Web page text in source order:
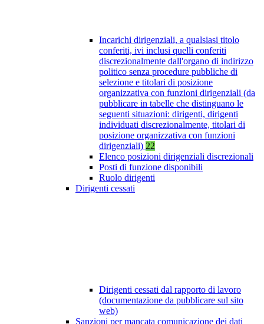
Incarichi dirigenziali, a qualsiasi titolo
conferiti, ivi inclusi quelli conferiti
discrezionalmente dall'organo di indirizzo
politico senza procedure pubbliche di
selezione e titolari di posizione
organizzativa con funzioni dirigenziali (da
pubblicare in tabelle che distinguano le
seguenti situazioni: dirigenti, dirigenti
individuati discrezionalmente, titolari di
posizione organizzativa con funzioni
dirigenziali) 22
Elenco posizioni dirigenziali discrezionali
Posti di funzione disponibili
Ruolo dirigenti
Dirigenti cessati
Dirigenti cessati dal rapporto di lavoro
(documentazione da pubblicare sul sito
web)
Sanzioni per mancata comunicazione dei dati